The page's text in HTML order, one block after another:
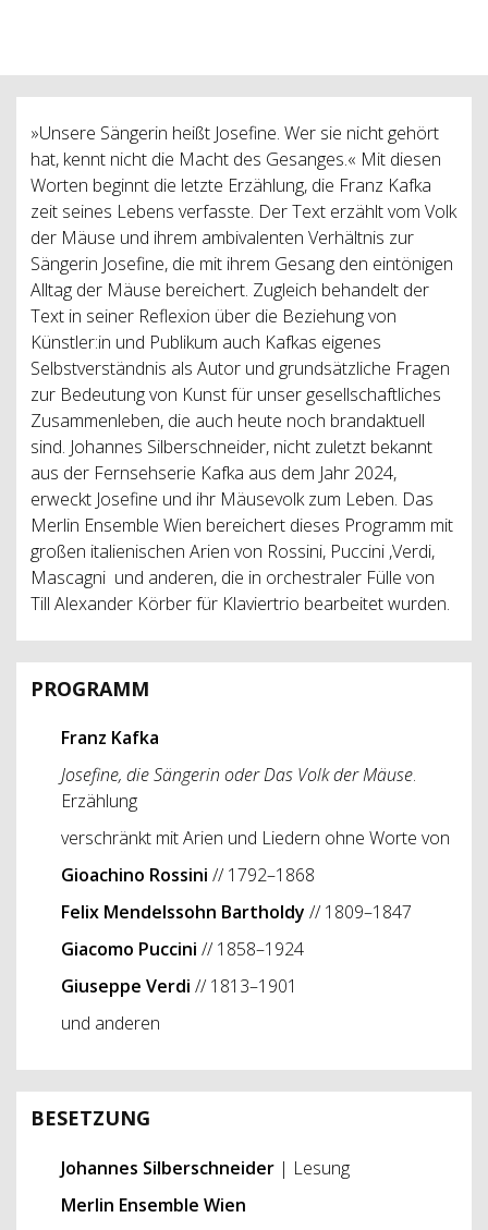
»Unsere Sängerin heißt Josefine. Wer sie nicht gehört
hat, kennt nicht die Macht des Gesanges.« Mit diesen
Worten beginnt die letzte Erzählung, die Franz Kafka
zeit seines Lebens verfasste. Der Text erzählt vom Volk
der Mäuse und ihrem ambivalenten Verhältnis zur
Sängerin Josefine, die mit ihrem Gesang den eintönigen
Alltag der Mäuse bereichert. Zugleich behandelt der
Text in seiner Reflexion über die Beziehung von
Künstler:in und Publikum auch Kafkas eigenes
Selbstverständnis als Autor und grundsätzliche Fragen
zur Bedeutung von Kunst für unser gesellschaftliches
Zusammenleben, die auch heute noch brandaktuell
sind. Johannes Silberschneider, nicht zuletzt bekannt
aus der Fernsehserie Kafka aus dem Jahr 2024,
erweckt Josefine und ihr Mäusevolk zum Leben. Das
Merlin Ensemble Wien bereichert dieses Programm mit
großen italienischen Arien von Rossini, Puccini ,Verdi,
Mascagni und anderen, die in orchestraler Fülle von
Till Alexander Körber für Klaviertrio bearbeitet wurden.
PROGRAMM
Franz Kafka
Josefine, die Sängerin oderDas Volk der Mäuse.
Erzählung
verschränkt mit Arien und Liedern ohne Worte von
Gioachino Rossini // 1792–1868
Felix Mendelssohn Bartholdy // 1809–1847
Giacomo Puccini // 1858–1924
Giuseppe Verdi // 1813–1901
und anderen
BESETZUNG
Johannes Silberschneider | Lesung
Merlin Ensemble Wien